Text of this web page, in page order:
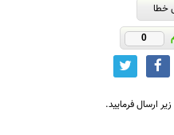
خطا
0
ارسال فرمایید.